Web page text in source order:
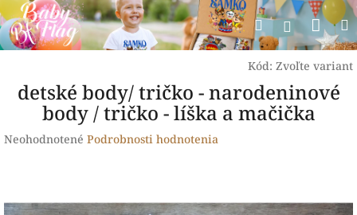
Prejsť
na
obsah
Hľadať
Kód: Zvoľte variant
detské body/ tričko - narodeninové
body / tričko - líška a mačička
Priemerné
0,0
Neohodnotené Podrobnosti hodnotenia